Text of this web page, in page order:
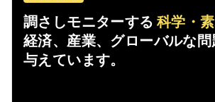
調さしモニターする 科学・
経済、産業、グローバルな
与えています。